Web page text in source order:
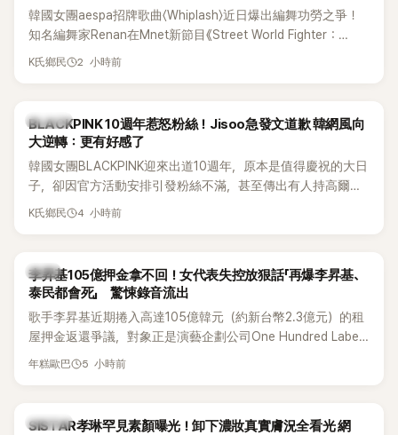
韓國女團aespa招牌歌曲〈Whiplash〉近日爆出編舞功勞之爭！
知名編舞家Renan在Mnet新節目《Street World Fighter：
Directors' War》預告中，公開談及自己在〈Whiplash〉編舞上的
K氏鄉民 2 小時前
K-POP
BLACKPINK 10週年惹怒粉絲！Jisoo急發文道歉 韓網風向
大逆轉：更有好感了
韓國女團BLACKPINK迎來出道10週年，原本是值得慶祝的大日
子，卻因官方活動安排引發粉絲不滿，甚至傳出有人持高爾夫
球桿到YG娛樂大樓鬧事。Jisoo今（8日）也親自發文向BLINK
K氏鄉民 4 小時前
韓星
李昇基105億押金拿不回！女代表失控放狠話「再爆李昇基、
泰民都會死」 驚悚錄音流出
歌手李昇基近期捲入高達105億韓元（約新台幣2.3億元）的租
屋押金返還爭議，對象正是演藝企劃公司One Hundred Label
代表車佳媛(차가원)。如今事件再掀風波，YouTuber李鎮浩公開
年糕歐巴 5 小時前
K-POP
SISTAR孝琳罕見素顏曝光！卸下濃妝真實膚況全看光 網